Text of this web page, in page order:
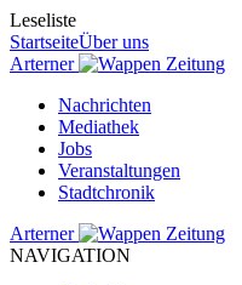
Leseliste
StartseiteÜber uns
Arterner
Zeitung
Nachrichten
Mediathek
Jobs
Veranstaltungen
Stadtchronik
Arterner
Zeitung
NAVIGATION